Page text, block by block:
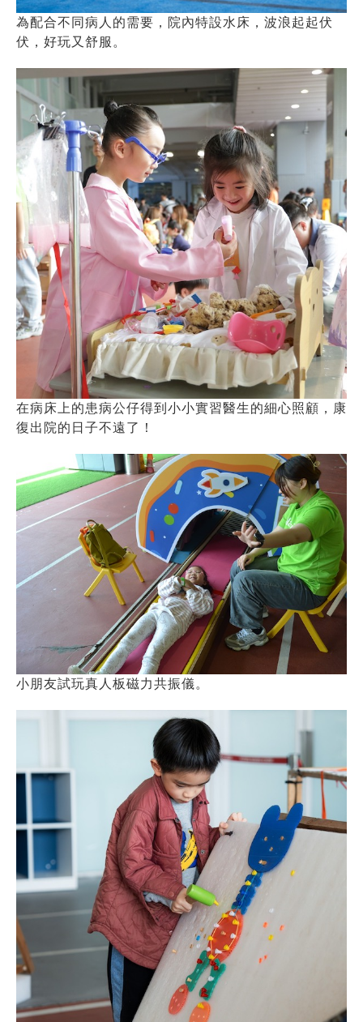
為配合不同病人的需要，院內特設水床，波浪起起伏
伏，好玩又舒服。
在病床上的患病公仔得到小小實習醫生的細心照顧，康
復出院的日子不遠了！
小朋友試玩真人板磁力共振儀。